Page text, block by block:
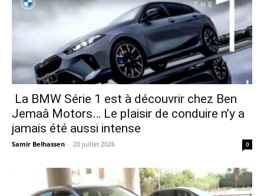
La BMW Série 1 est à découvrir chez Ben
Jemaâ Motors… Le plaisir de conduire n’y a
jamais été aussi intense
Samir Belhassen - 20 juillet 2026 0